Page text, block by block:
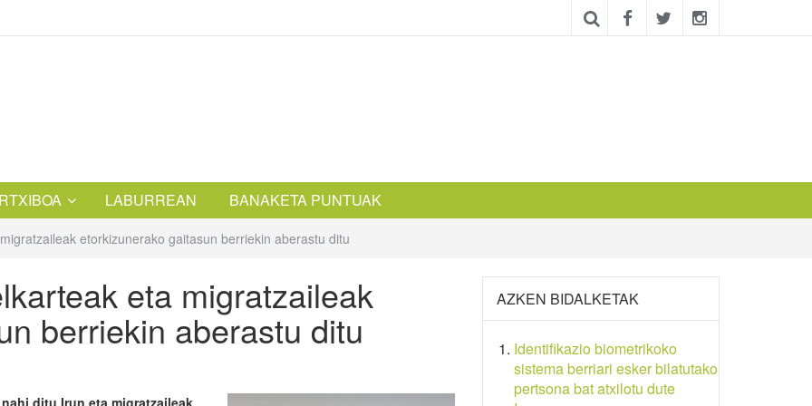
LABURREAN BANAKETA PUNTUAK
etorkizunerako gaitasun berriekin aberastu ditu
eta migratzaileak
berriekin aberastu ditu
ditu Irun eta migratzaileak
AZKEN BIDALKETAK
Identifikazio biometrikoko
sistema berriari esker bilatutako
pertsona bat atxilotu dute